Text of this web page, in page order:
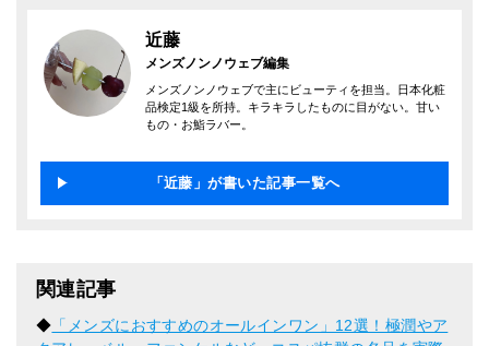
近藤
メンズノンノウェブ編集
メンズノンノウェブで主にビューティを担当。日本化粧
品検定1級を所持。キラキラしたものに目がない。甘い
もの・お鮨ラバー。
「近藤」が書いた記事一覧へ
関連記事
◆ 「メンズにおすすめのオールインワン」12選！極潤やア